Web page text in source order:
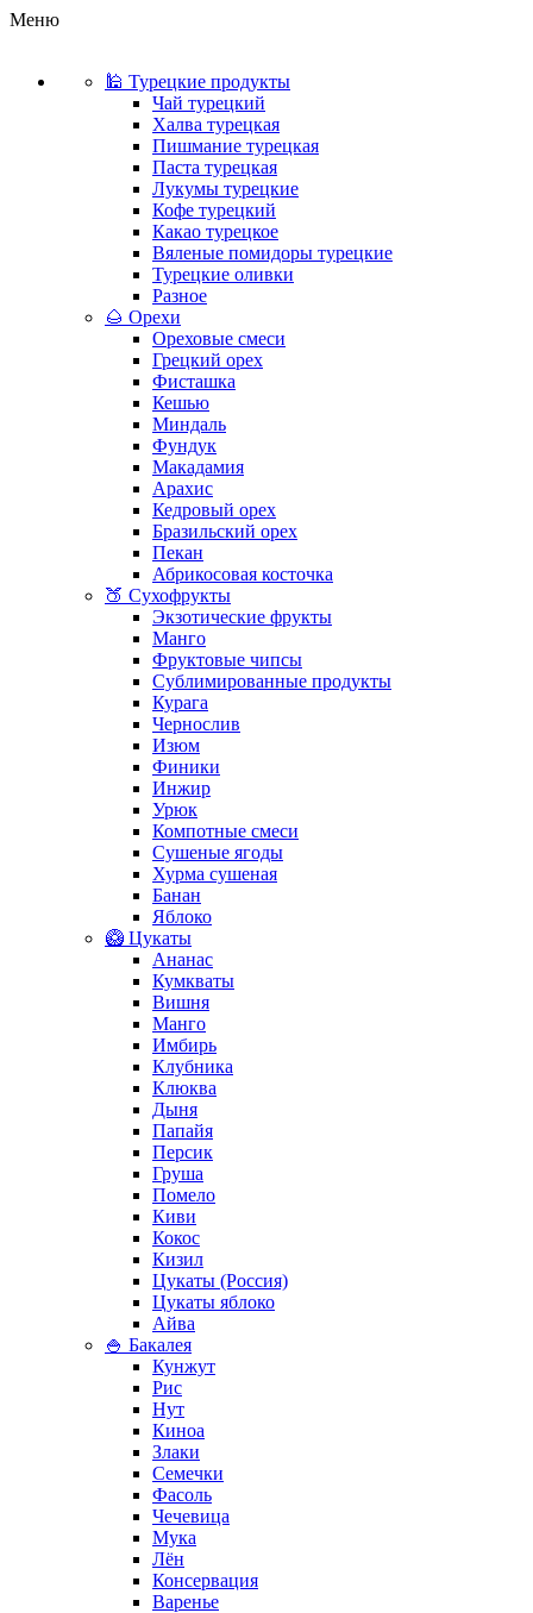
Меню
🕌 Турецкие продукты
Чай турецкий
Халва турецкая
Пишмание турецкая
Паста турецкая
Лукумы турецкие
Кофе турецкий
Какао турецкое
Вяленые помидоры турецкие
Турецкие оливки
Разное
🌰 Орехи
Ореховые смеси
Грецкий орех
Фисташка
Кешью
Миндаль
Фундук
Макадамия
Арахис
Кедровый орех
Бразильский орех
Пекан
Абрикосовая косточка
🍑 Сухофрукты
Экзотические фрукты
Манго
Фруктовые чипсы
Сублимированные продукты
Курага
Чернослив
Изюм
Финики
Инжир
Урюк
Компотные смеси
Сушеные ягоды
Хурма сушеная
Банан
Яблоко
🥝 Цукаты
Ананас
Кумкваты
Вишня
Манго
Имбирь
Клубника
Клюква
Дыня
Папайя
Персик
Груша
Помело
Киви
Кокос
Кизил
Цукаты (Россия)
Цукаты яблоко
Айва
🍚 Бакалея
Кунжут
Рис
Нут
Киноа
Злаки
Семечки
Фасоль
Чечевица
Мука
Лён
Консервация
Варенье